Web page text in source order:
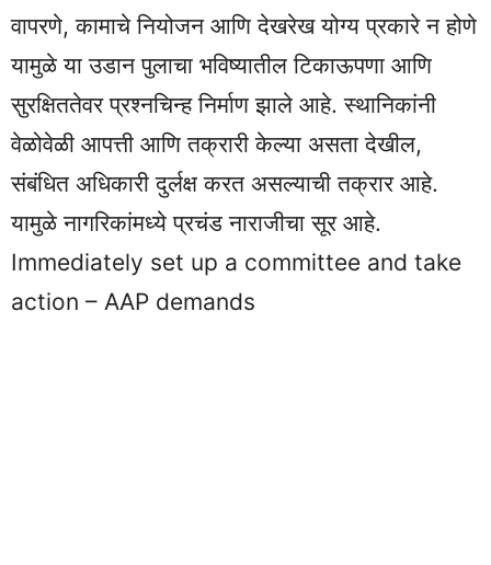
वापरणे, कामाचे नियोजन आणि देखरेख योग्य प्रकारे न होणे
यामुळे या उडान पुलाचा भविष्यातील टिकाऊपणा आणि
सुरक्षिततेवर प्रश्नचिन्ह निर्माण झाले आहे. स्थानिकांनी
वेळोवेळी आपत्ती आणि तक्रारी केल्या असता देखील,
संबंधित अधिकारी दुर्लक्ष करत असल्याची तक्रार आहे.
यामुळे नागरिकांमध्ये प्रचंड नाराजीचा सूर आहे.
Immediately set up a committee and take
action – AAP demands